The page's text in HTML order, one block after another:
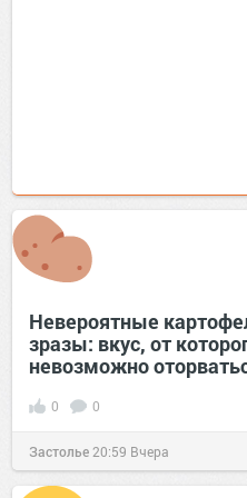
Невероятные
зразы: вкус, от
невозможно
0 0
Застолье 20:59 Вчера